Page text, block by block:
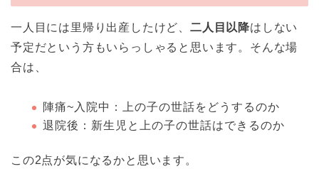
一人目には里帰り出産したけど、 二人目以降はしない
予定だという方もいらっしゃると思います。そんな場
合は、
陣痛~入院中：上の子の世話をどうするのか
退院後：新生児と上の子の世話はできるのか
この2点が気になるかと思います。